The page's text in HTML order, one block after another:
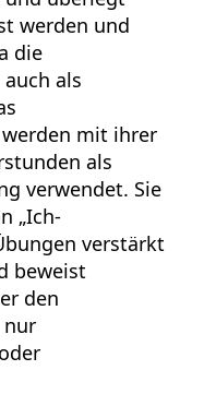
werden und
die
als
werden mit ihrer
als
verwendet. Sie
„Ich-
verstärkt
beweist
den
nur